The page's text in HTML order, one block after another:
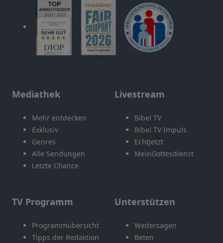
Mediathek
Mehr entdecken
Exklusiv
Genres
Alle Sendungen
Letzte Chance
Livestream
Bibel TV
Bibel TV Impuls
EchtJetzt
MeinGottesdienst
TV Programm
Programmübersicht
Tipps der Redaktion
Unterstützen
Weitersagen
Beten